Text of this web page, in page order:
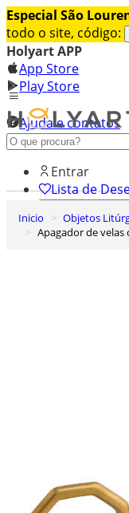
Especial São
todo o site, código:
Holyart APP
App Store
Play Store
Ajuda e contatos
Conheça premium
Entrar
Lista de
0
Carrinho de
Inicio Objetos
Apagador de